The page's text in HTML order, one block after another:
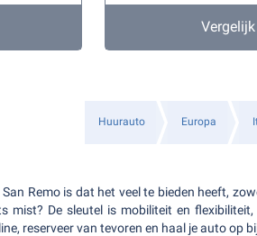
Huurauto Europa
San Remo is dat het veel te bieden heeft,
mist? De sleutel is mobiliteit en
reserveer van tevoren en haal je auto